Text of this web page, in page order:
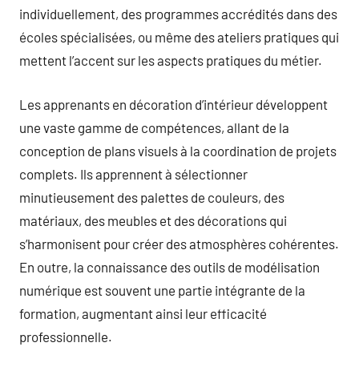
individuellement, des programmes accrédités dans des
écoles spécialisées, ou même des ateliers pratiques qui
mettent l’accent sur les aspects pratiques du métier.
Les apprenants en décoration d’intérieur développent
une vaste gamme de compétences, allant de la
conception de plans visuels à la coordination de projets
complets. Ils apprennent à sélectionner
minutieusement des palettes de couleurs, des
matériaux, des meubles et des décorations qui
s’harmonisent pour créer des atmosphères cohérentes.
En outre, la connaissance des outils de modélisation
numérique est souvent une partie intégrante de la
formation, augmentant ainsi leur efficacité
professionnelle.